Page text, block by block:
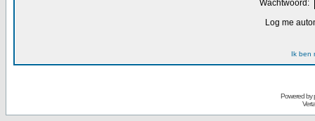
Wachtwoord:
Log me
Ik ben
Powered by